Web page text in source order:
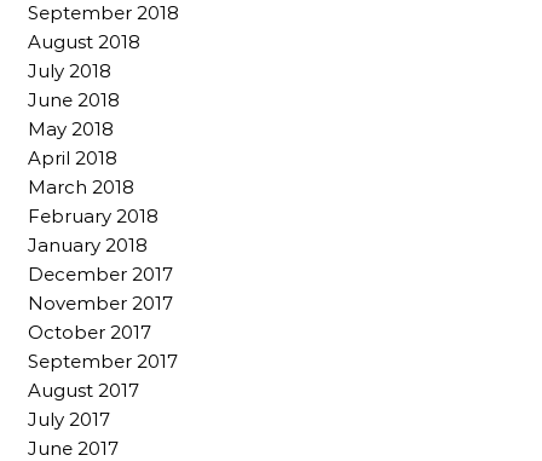
September 2018
August 2018
July 2018
June 2018
May 2018
April 2018
March 2018
February 2018
January 2018
December 2017
November 2017
October 2017
September 2017
August 2017
July 2017
June 2017